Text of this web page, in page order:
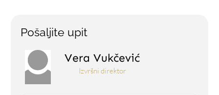
Pošaljite upit
Vera Vukčević
Izvršni direktor